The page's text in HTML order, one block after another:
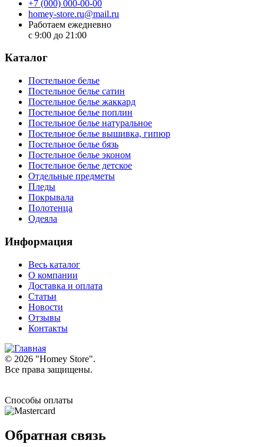
+7 (000) 000-00-00
homey-store.ru@mail.ru
Работаем ежедневно
с 9:00 до 21:00
Каталог
Постельное белье
Постельное белье сатин
Постельное белье жаккард
Постельное белье поплин
Постельное белье натуральное
Постельное белье вышивка, гипюр
Постельное белье бязь
Постельное белье эконом
Постельное белье детское
Отдельные предметы
Пледы
Покрывала
Полотенца
Одеяла
Информация
Весь каталог
О компании
Доставка и оплата
Статьи
Новости
Отзывы
Контакты
© 2026 "Homey Store".
Все права защищены.
Способы оплаты
Обратная связь